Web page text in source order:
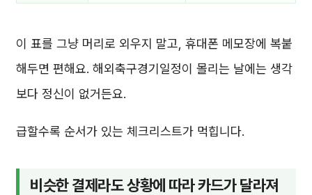
이 표를 그냥 머리로 외우지 말고, 휴대폰 메모장에 복붙
해두면 편해요. 해외축구경기일정이 몰리는 날에는 생각
보다 정신이 없거든요.
급할수록 순서가 있는 체크리스트가 먹힙니다.
비슷한 결제라도 상황에 따라 카드가 달라져